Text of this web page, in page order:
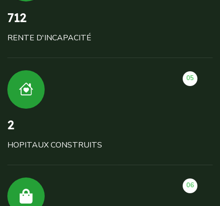
712
RENTE D'INCAPACITÉ
05
2
HOPITAUX CONSTRUITS
06